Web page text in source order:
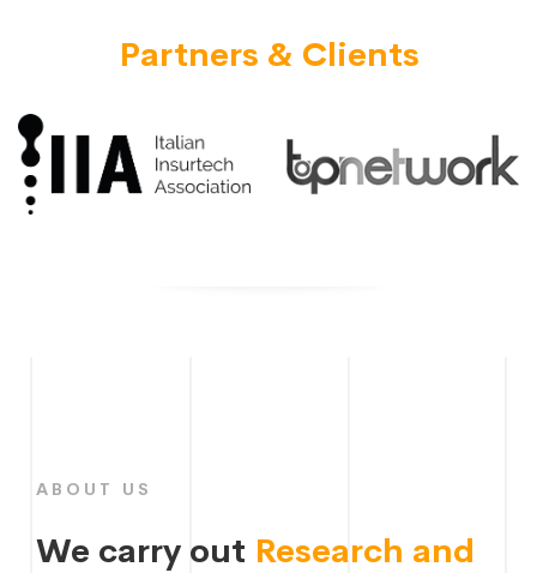
Partners & Clients
ABOUT US
We carry out Research and